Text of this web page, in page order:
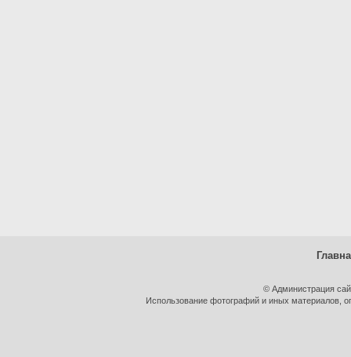
© Администрация
Использование фотографий и иных материалов,